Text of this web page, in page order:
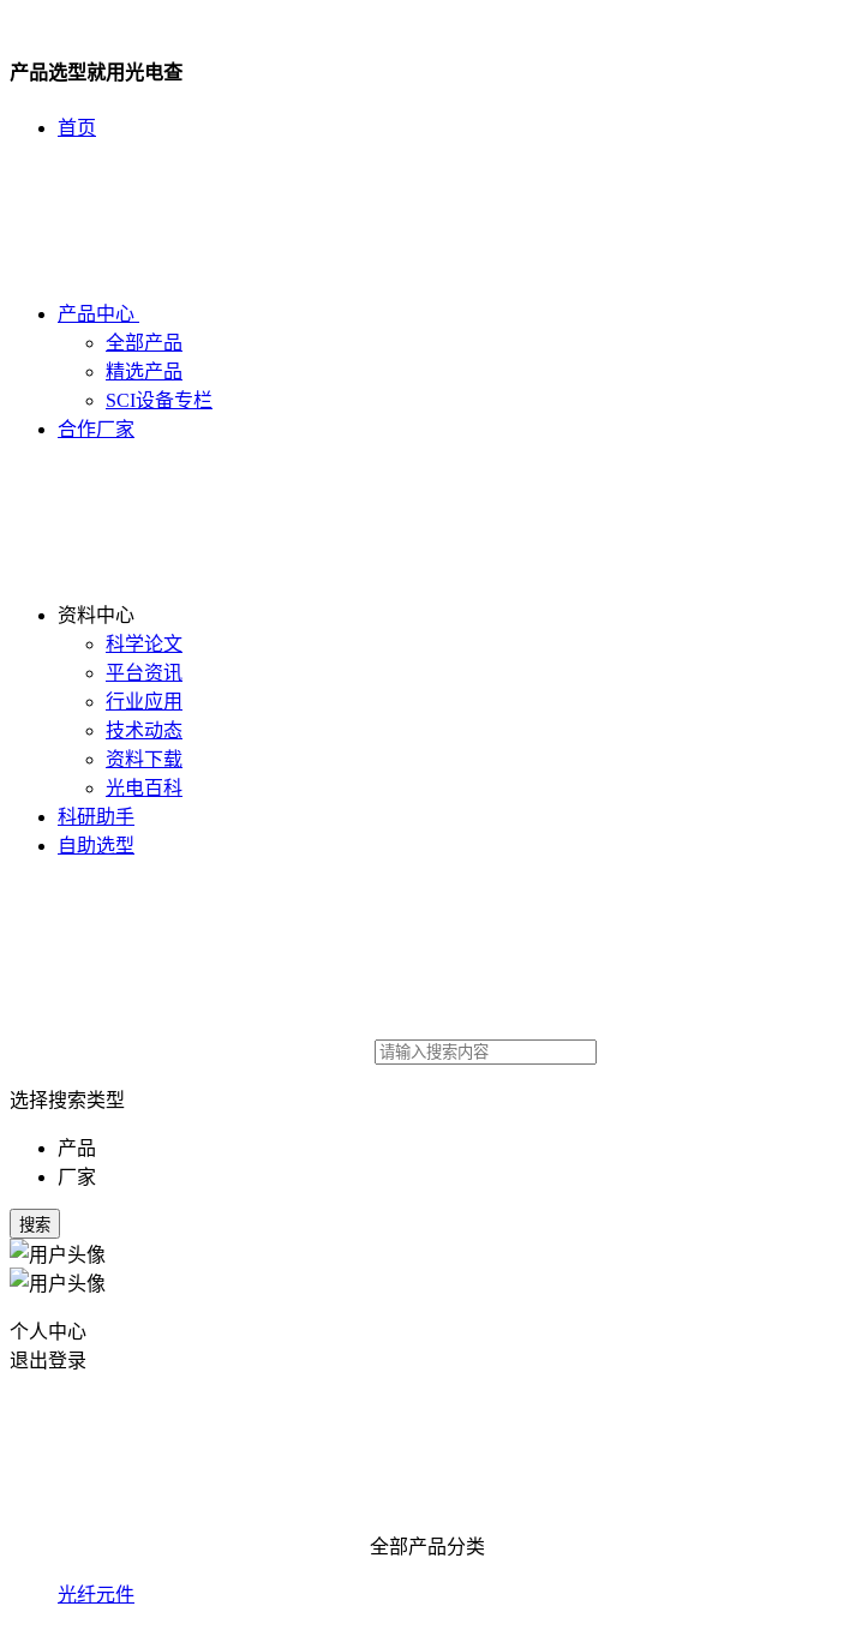
产品选型就用光电查
首页
产品中心
全部产品
精选产品
SCI设备专栏
合作厂家
资料中心
科学论文
平台资讯
行业应用
技术动态
资料下载
光电百科
科研助手
自助选型
选择搜索类型
产品
厂家
搜索
个人中心
退出登录
全部产品分类
光纤元件